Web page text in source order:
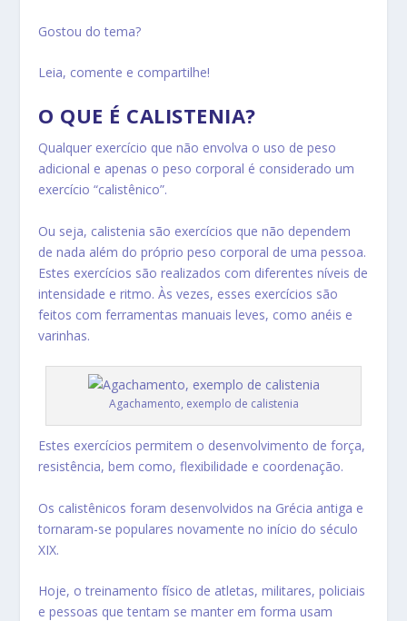
Gostou do tema?
Leia, comente e compartilhe!
O QUE É CALISTENIA?
Qualquer exercício que não envolva o uso de peso
adicional e apenas o peso corporal é considerado um
exercício “calistênico”.
Ou seja, calistenia são exercícios que não dependem
de nada além do próprio peso corporal de uma pessoa.
Estes exercícios são realizados com diferentes níveis de
intensidade e ritmo. Às vezes, esses exercícios são
feitos com ferramentas manuais leves, como anéis e
varinhas.
Agachamento, exemplo de calistenia
Estes exercícios permitem o desenvolvimento de força,
resistência, bem como, flexibilidade e coordenação.
Os calistênicos foram desenvolvidos na Grécia antiga e
tornaram-se populares novamente no início do século
XIX.
Hoje, o treinamento físico de atletas, militares, policiais
e pessoas que tentam se manter em forma usam